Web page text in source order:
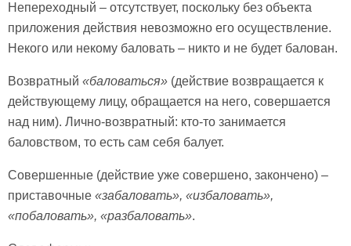
Непереходный – отсутствует, поскольку без объекта
приложения действия невозможно его осуществление.
Некого или некому баловать – никто и не будет балован.
Возвратный «баловаться» (действие возвращается к
действующему лицу, обращается на него, совершается
над ним). Лично-возвратный: кто-то занимается
баловством, то есть сам себя балует.
Совершенные (действие уже совершено, закончено) –
приставочные «забаловать», «избаловать»,
«побаловать», «разбаловать».